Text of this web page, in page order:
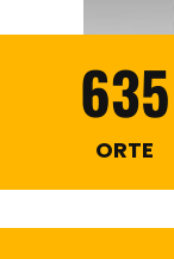
635
ORTE